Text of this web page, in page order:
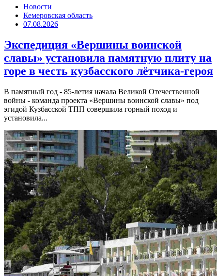
Новости
Кемеровская область
07.08.2026
Экспедиция «Вершины воинской
славы» установила памятную плиту на
горе в честь кузбасского лётчика-героя
В памятный год - 85-летия начала Великой Отечественной
войны - команда проекта «Вершины воинской славы» под
эгидой Кузбасской ТПП совершила горный поход и
установила...